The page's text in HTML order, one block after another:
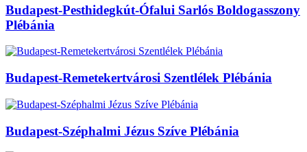
Budapest-Pesthidegkút-Ófalui Sarlós Boldogasszony
Plébánia
Budapest-Remetekertvárosi Szentlélek Plébánia
Budapest-Széphalmi Jézus Szíve Plébánia